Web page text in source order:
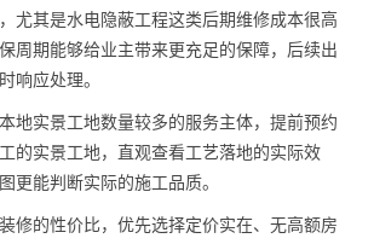
尤其是水电隐蔽工程这类后期维修成本很高
周期能够给业主带来更充足的保障，后续出
响应处理。
地实景工地数量较多的服务主体，提前预约
的实景工地，直观查看工艺落地的实际效
更能判断实际的施工品质。
修的性价比，优先选择定价实在、无高额房